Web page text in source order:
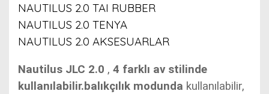
NAUTILUS 2.0 TAI RUBBER
NAUTILUS 2.0 TENYA
NAUTILUS 2.0 AKSESUARLAR
Nautilus JLC 2.0 , 4 farklı av stilinde
kullanılabilir.balıkçılık modunda kullanılabilir,